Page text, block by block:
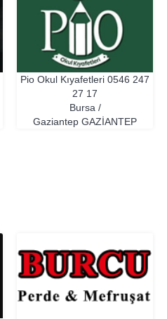
Pio Okul Kıyafetleri 0546 247
27 17
Bursa /
Gaziantep GAZIANTEP